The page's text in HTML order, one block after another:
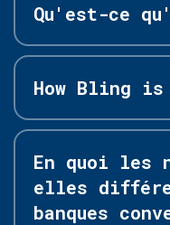
Qu'est-ce
How Bling is
En quoi les
elles
banques